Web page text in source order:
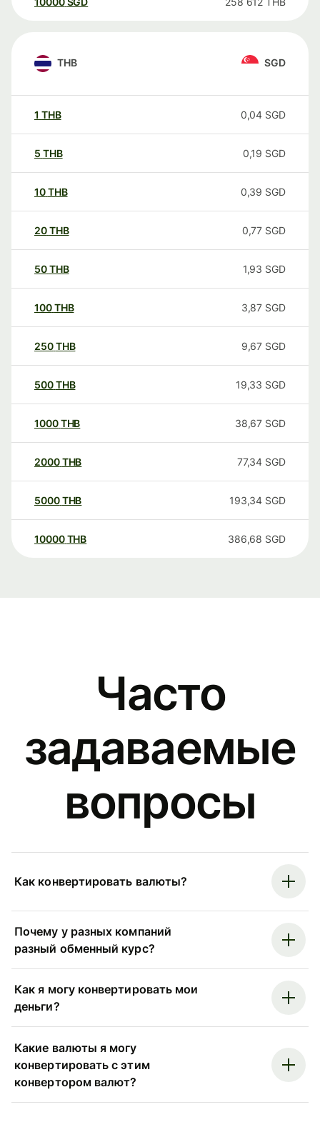
THB SGD
1 THB 0,04 SGD
5 THB 0,19 SGD
10THB 0,39 SGD
20THB 0,77 SGD
50THB 1,93 SGD
100THB 3,87 SGD
250THB 9,67 SGD
500THB 19,33 SGD
1000THB 38,67 SGD
2000THB 77,34 SGD
5000THB 193,34 SGD
10000 THB 386,68 SGD
Часто
задаваемые
вопросы
Как конвертировать валюты?
Почему у разных компаний
разный обменный курс?
Как я могу конвертировать мои
деньги?
Какие валюты я могу
конвертировать с этим
конвертором валют?